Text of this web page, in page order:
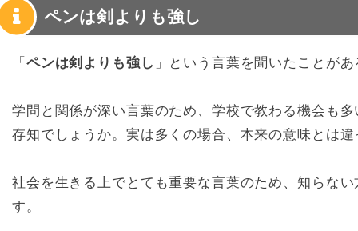
ペンは剣よりも強し
「 ペンは剣よりも強し 」という言葉を聞いたことが
学問と関係が深い言葉のため、学校で教わる機会も
存知でしょうか。実は多くの場合、本来の意味とは
社会を生きる上でとても重要な言葉のため、知らな
す。